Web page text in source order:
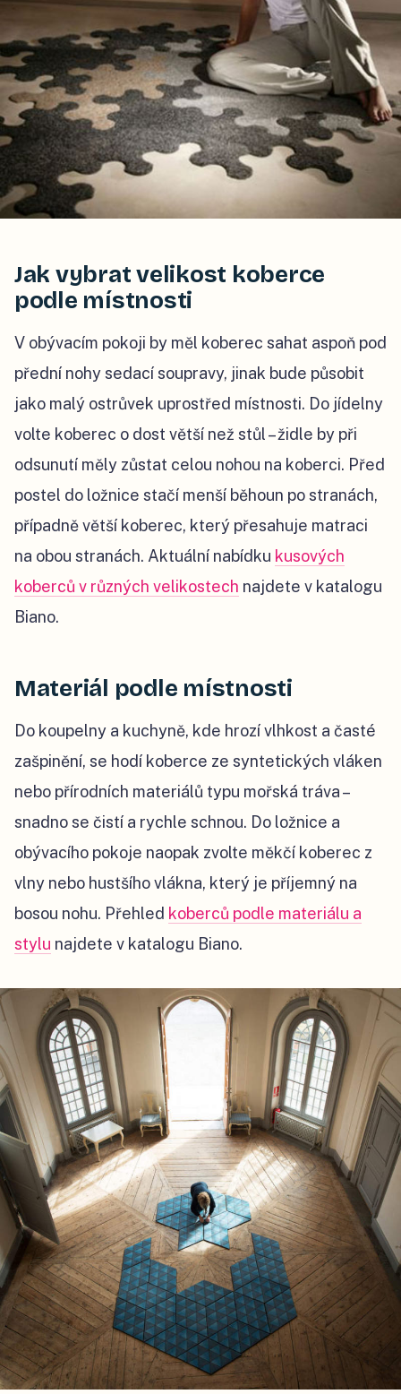
Jak vybrat velikost koberce
podle místnosti
V obývacím pokoji by měl koberec sahat aspoň pod
přední nohy sedací soupravy, jinak bude působit
jako malý ostrůvek uprostřed místnosti. Do jídelny
volte koberec o dost větší než stůl – židle by při
odsunutí měly zůstat celou nohou na koberci. Před
postel do ložnice stačí menší běhoun po stranách,
případně větší koberec, který přesahuje matraci
na obou stranách. Aktuální nabídku kusových
koberců v různých velikostech najdete v katalogu
Biano.
Materiál podle místnosti
Do koupelny a kuchyně, kde hrozí vlhkost a časté
zašpinění, se hodí koberce ze syntetických vláken
nebo přírodních materiálů typu mořská tráva –
snadno se čistí a rychle schnou. Do ložnice a
obývacího pokoje naopak zvolte měkčí koberec z
vlny nebo hustšího vlákna, který je příjemný na
bosou nohu. Přehled koberců podle materiálu a
stylu najdete v katalogu Biano.